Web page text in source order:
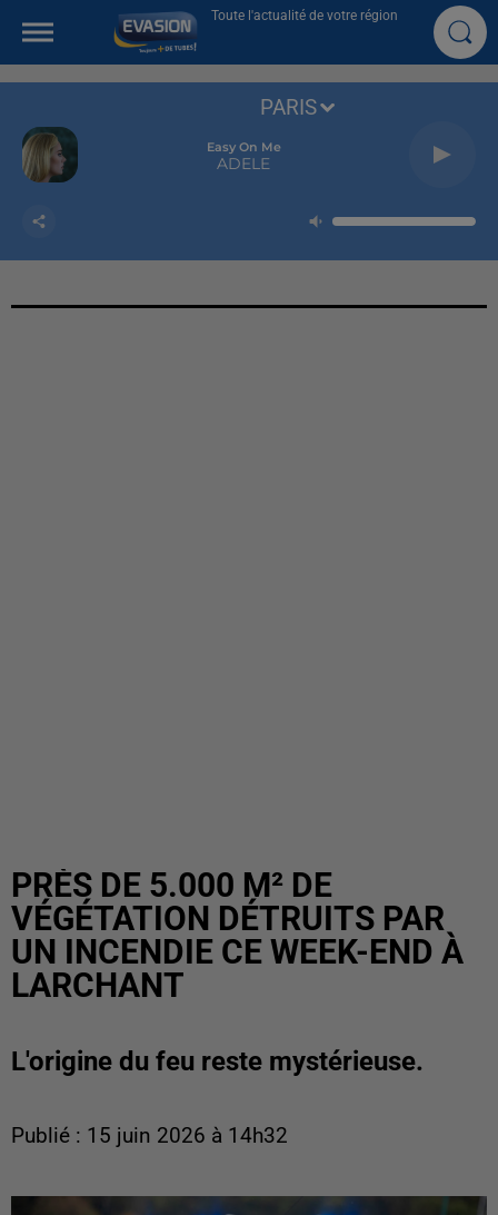
Toute l'actualité de votre région
Easy On Me
ADELE
PARIS
PRÈS DE 5.000 M² DE
VÉGÉTATION DÉTRUITS PAR
UN INCENDIE CE WEEK-END À
LARCHANT
L'origine du feu reste mystérieuse.
Publié : 15 juin 2026 à 14h32